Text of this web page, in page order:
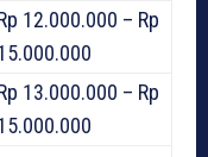
12.000.000 – Rp
13.000.000 – Rp